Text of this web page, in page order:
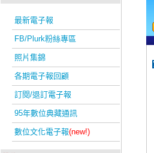
最新電子報
FB/Plurk粉絲專區
照片集錦
各期電子報回顧
訂閱/退訂電子報
95年數位典藏通訊
數位文化電子報(new!)